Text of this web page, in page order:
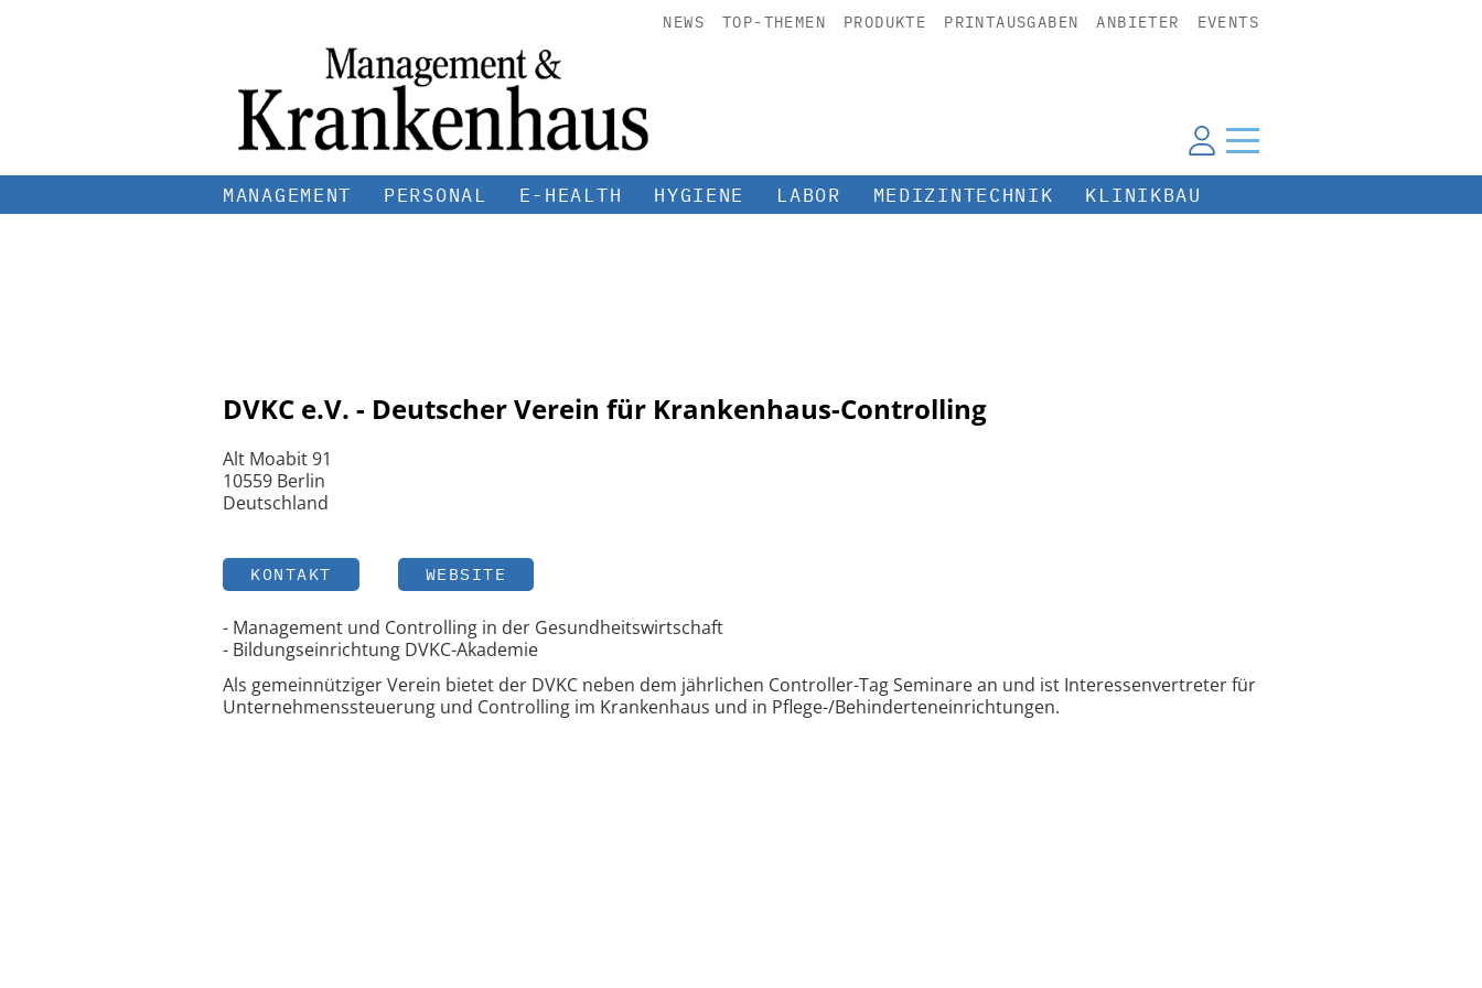
NEWS TOP-THEMEN PRODUKTE PRINTAUSGABEN ANBIETER EVENTS
MANAGEMENT PERSONAL E-HEALTH HYGIENE LABOR MEDIZINTECHNIK KLINIKBAU
DVKC e.V. - Deutscher Verein für Krankenhaus-Controlling
Alt Moabit 91
10559 Berlin
Deutschland
KONTAKT WEBSITE
- Management und Controlling in der Gesundheitswirtschaft
- Bildungseinrichtung DVKC-Akademie
Als gemeinnütziger Verein bietet der DVKC neben dem jährlichen Controller-Tag Seminare an und ist Interessenvertreter für
Unternehmenssteuerung und Controlling im Krankenhaus und in Pflege-/Behinderteneinrichtungen.